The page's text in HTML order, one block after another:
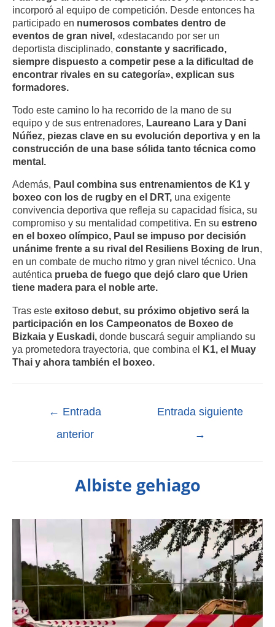
incorporó al equipo de competición. Desde entonces ha
participado en numerosos combates dentro de
eventos de gran nivel, «destacando por ser un
deportista disciplinado, constante y sacrificado,
siempre dispuesto a competir pese a la dificultad de
encontrar rivales en su categoría», explican sus
formadores.
Todo este camino lo ha recorrido de la mano de su
equipo y de sus entrenadores, Laureano Lara y Dani
Núñez, piezas clave en su evolución deportiva y en la
construcción de una base sólida tanto técnica como
mental.
Además, Paul combina sus entrenamientos de K1 y
boxeo con los de rugby en el DRT, una exigente
convivencia deportiva que refleja su capacidad física, su
compromiso y su mentalidad competitiva. En su estreno
en el boxeo olímpico, Paul se impuso por decisión
unánime frente a su rival del Resiliens Boxing de Irun,
en un combate de mucho ritmo y gran nivel técnico. Una
auténtica prueba de fuego que dejó claro que Urien
tiene madera para el noble arte.
Tras este exitoso debut, su próximo objetivo será la
participación en los Campeonatos de Boxeo de
Bizkaia y Euskadi, donde buscará seguir ampliando su
ya prometedora trayectoria, que combina el K1, el Muay
Thai y ahora también el boxeo.
← Entrada
anterior
Entrada siguiente
→
Albiste gehiago